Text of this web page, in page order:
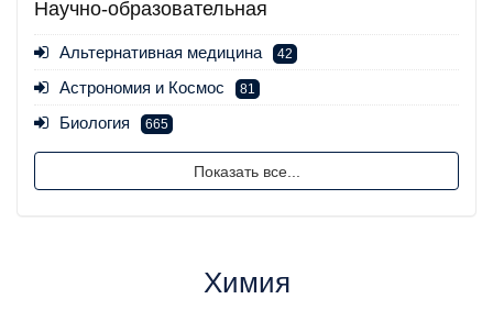
Научно-образовательная
Альтернативная медицина 42
Астрономия и Космос 81
Биология 665
Показать все...
Химия